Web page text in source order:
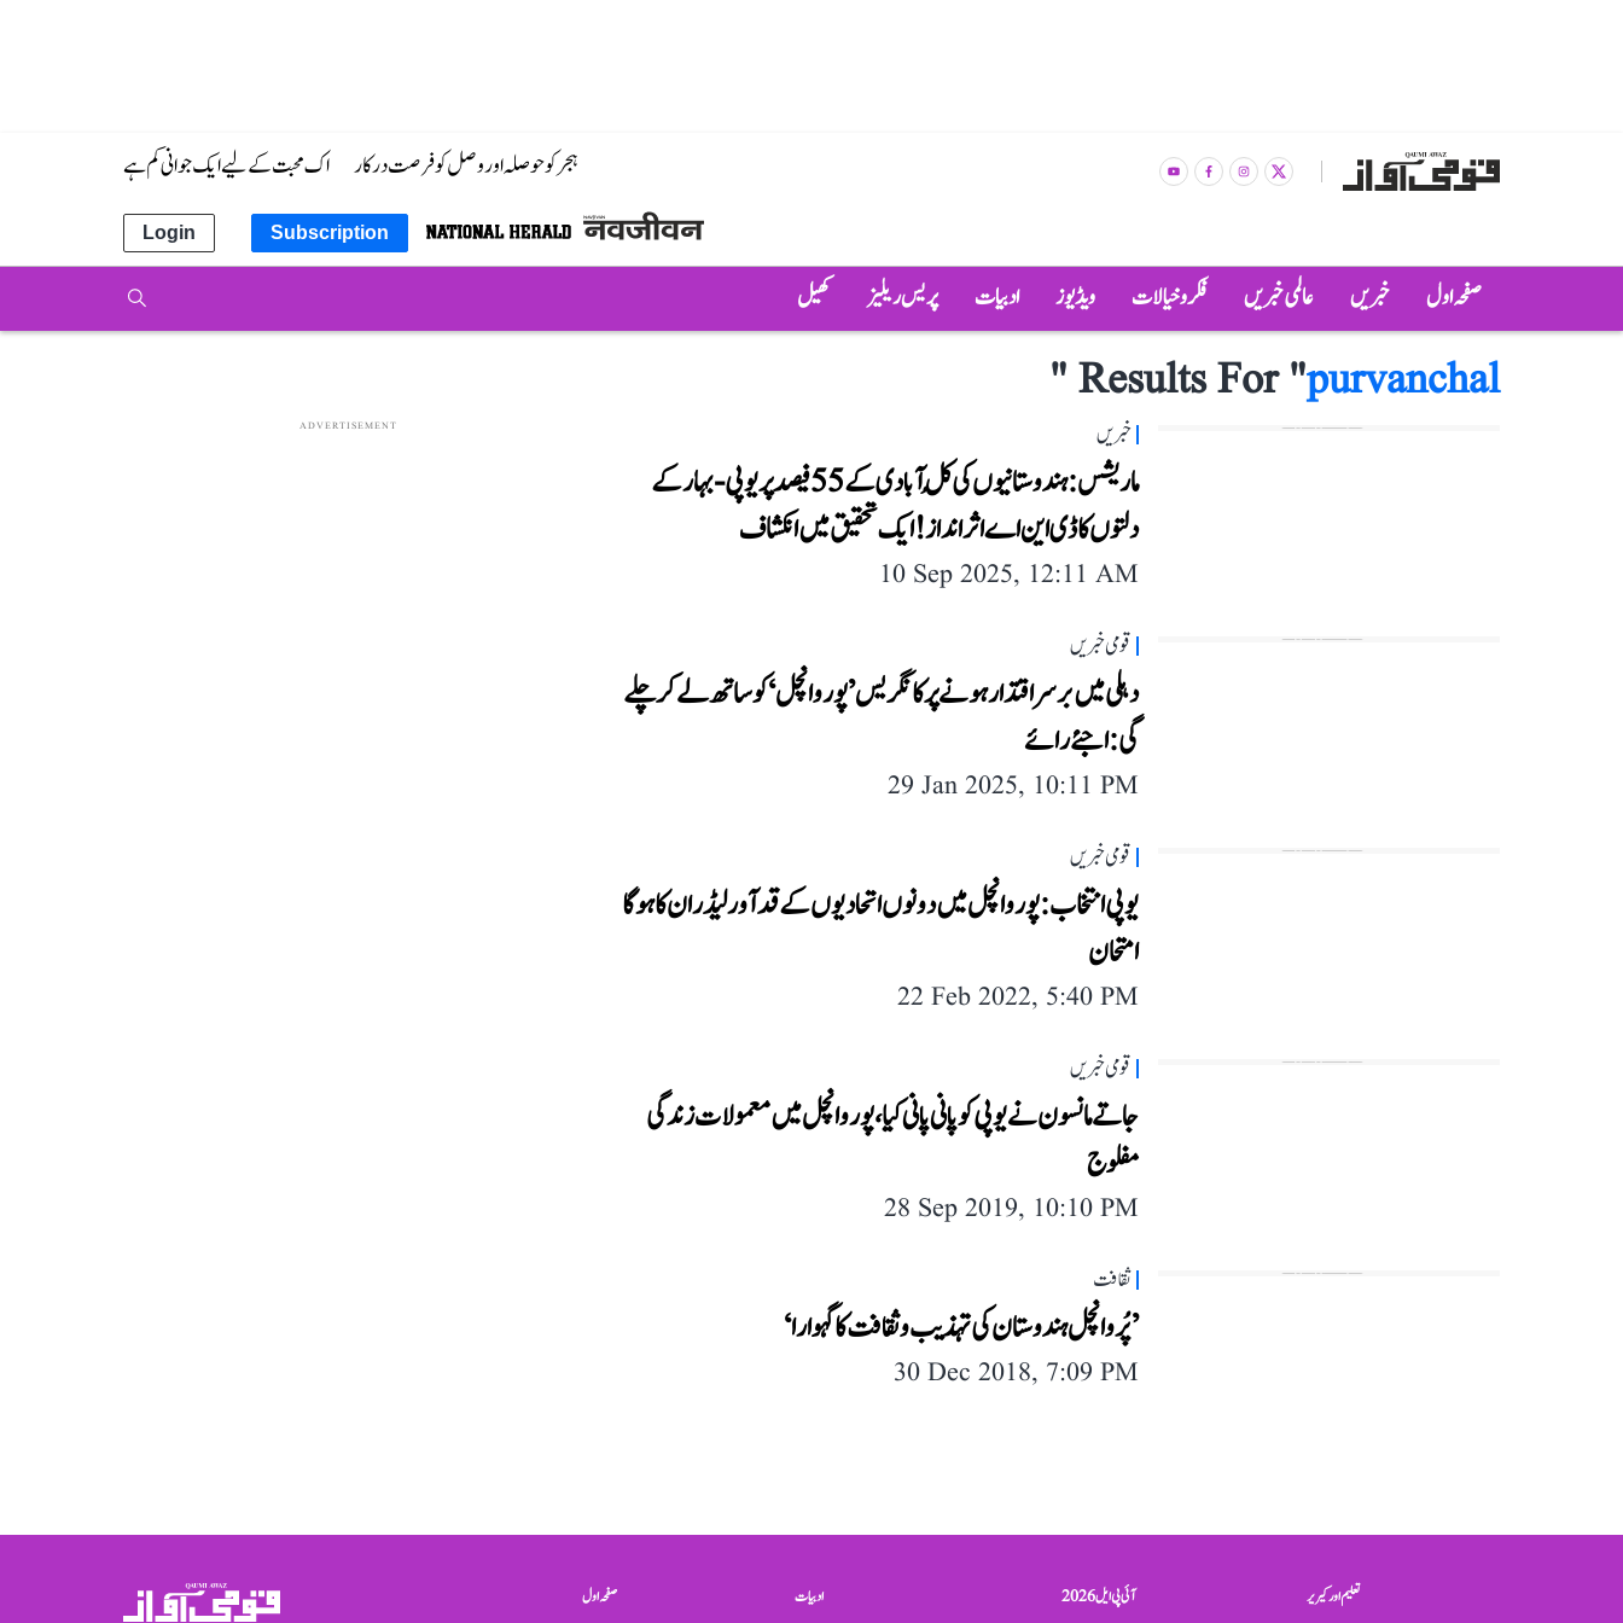
ہجر کو حوصلہ اور وصل کو فرصت درکار اک محبت کے لیے ایک جوانی کم ہے
Subscription
Login
صفحہ اول خبریں عالمی خبریں فکر و خیالات ویڈیوز ادبیات پریس ریلیز کھیل
Results For "purvanchal
"
خبریں
ماریشس: ہندوستانیوں کی کُل آبادی کے 55 فیصد پر یوپی-بہار کے
دلتوں کا ڈی این اے اثرانداز! ایک تحقیق میں انکشاف
10 Sep 2025, 12:11 AM
قومی خبریں
دہلی میں برسراقتدار ہونے پر کانگریس ’پوروانچل‘ کو ساتھ لے کر چلے
گی: اجئے رائے
29 Jan 2025, 10:11 PM
قومی خبریں
یوپی انتخاب: پوروانچل میں دونوں اتحادیوں کے قدآور لیڈران کا ہوگا
امتحان
22 Feb 2022, 5:40 PM
قومی خبریں
جاتے مانسون نے یوپی کو پانی پانی کیا، پوروانچل میں معمولات زندگی
مفلوج
28 Sep 2019, 10:10 PM
ثقافت
’پُروانچل ہندوستان کی تہذیب و ثقافت کا گہوارا‘
30 Dec 2018, 7:09 PM
ADVERTISEMENT
صفحہ اول ادبیات آئی پی ایل 2026 تعلیم اور کیریر